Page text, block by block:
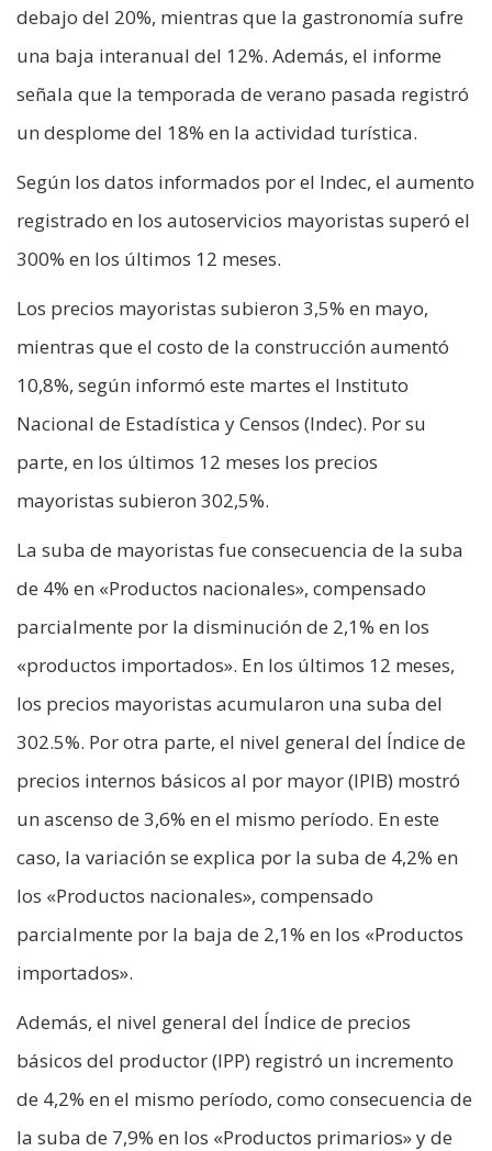
debajo del 20%, mientras que la gastronomía sufre
una baja interanual del 12%. Además, el informe
señala que la temporada de verano pasada registró
un desplome del 18% en la actividad turística.
Según los datos informados por el Indec, el aumento
registrado en los autoservicios mayoristas superó el
300% en los últimos 12 meses.
Los precios mayoristas subieron 3,5% en mayo,
mientras que el costo de la construcción aumentó
10,8%, según informó este martes el Instituto
Nacional de Estadística y Censos (Indec). Por su
parte, en los últimos 12 meses los precios
mayoristas subieron 302,5%.
La suba de mayoristas fue consecuencia de la suba
de 4% en «Productos nacionales», compensado
parcialmente por la disminución de 2,1% en los
«productos importados». En los últimos 12 meses,
los precios mayoristas acumularon una suba del
302.5%. Por otra parte, el nivel general del Índice de
precios internos básicos al por mayor (IPIB) mostró
un ascenso de 3,6% en el mismo período. En este
caso, la variación se explica por la suba de 4,2% en
los «Productos nacionales», compensado
parcialmente por la baja de 2,1% en los «Productos
importados».
Además, el nivel general del Índice de precios
básicos del productor (IPP) registró un incremento
de 4,2% en el mismo período, como consecuencia de
la suba de 7,9% en los «Productos primarios» y de